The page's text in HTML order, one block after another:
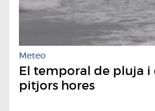
Meteo
El temporal de pluja i
pitjors hores